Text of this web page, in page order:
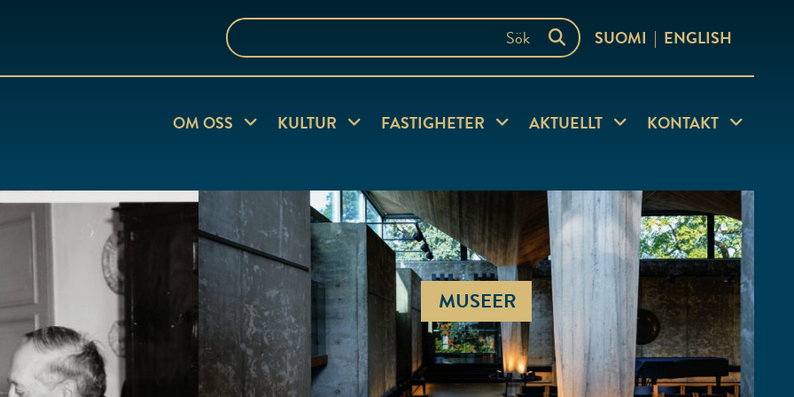
Sök
på
SUOMI ENGLISH
OM OSS Visa undersida
KULTUR Visa undersida
FASTIGHETER Visa undersida
AKTUELLT Visa undersida
KONTAKT Visa
MUSEER